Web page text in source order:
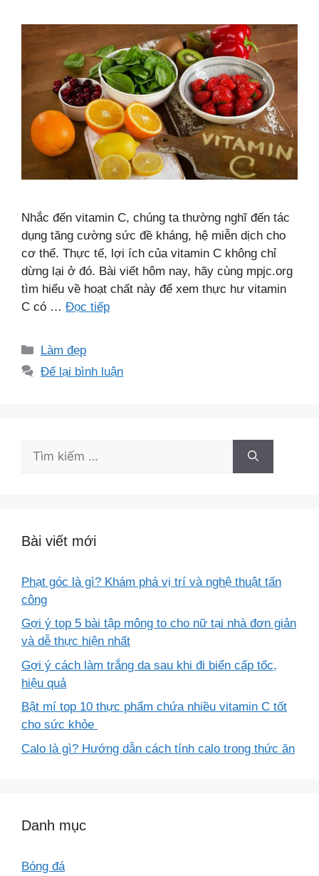
Nhắc đến vitamin C, chúng ta thường nghĩ đến tác
dụng tăng cường sức đề kháng, hệ miễn dịch cho
cơ thể. Thực tế, lợi ích của vitamin C không chỉ
dừng lại ở đó. Bài viết hôm nay, hãy cùng mpjc.org
tìm hiểu về hoạt chất này để xem thực hư vitamin
C có … Đọc tiếp
Danh
mục
Làm đẹp
Để lại bình luận
Tìm
Bài viết mới
Phạt góc là gì? Khám phá vị trí và nghệ thuật tấn
công
Gợi ý top 5 bài tập mông to cho nữ tại nhà đơn giản
và dễ thực hiện nhất
Gợi ý cách làm trắng da sau khi đi biển cấp tốc,
hiệu quả
Bật mí top 10 thực phẩm chứa nhiều vitamin C tốt
cho sức khỏe
Calo là gì? Hướng dẫn cách tính calo trong thức ăn
Danh mục
Bóng đá